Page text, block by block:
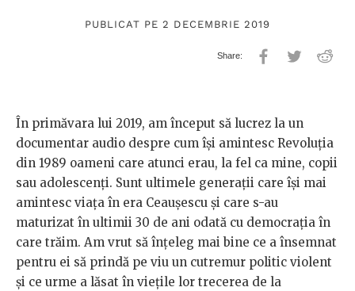
PUBLICAT PE 2 DECEMBRIE 2019
În primăvara lui 2019, am început să lucrez la un
documentar audio despre cum își amintesc Revoluția
din 1989 oameni care atunci erau, la fel ca mine, copii
sau adolescenți. Sunt ultimele generații care își mai
amintesc viața în era Ceaușescu și care s-au
maturizat în ultimii 30 de ani odată cu democrația în
care trăim. Am vrut să înțeleg mai bine ce a însemnat
pentru ei să prindă pe viu un cutremur politic violent
și ce urme a lăsat în viețile lor trecerea de la